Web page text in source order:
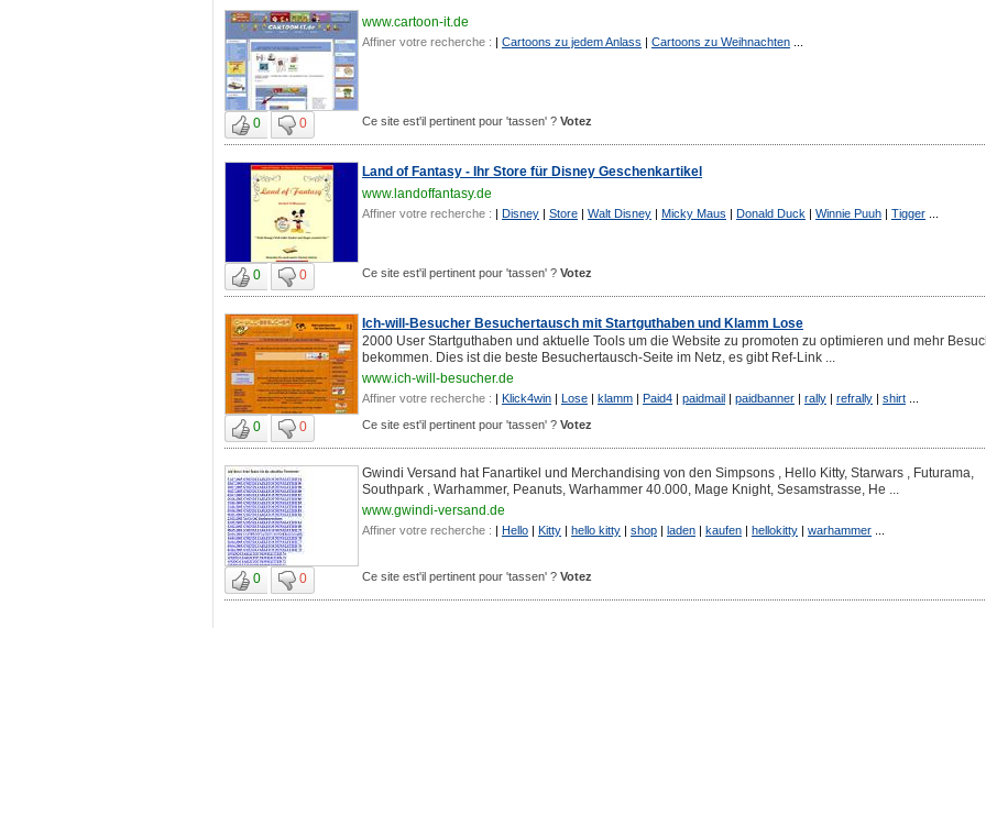
www.cartoon-it.de
Affiner votre recherche : | Cartoons zu jedem Anlass | Cartoons zu Weihnachten
0 0 Ce site est'il pertinent pour 'tassen' ? Votez
Land of Fantasy - Ihr Store für Disney Geschenkartikel
www.landoffantasy.de
Affiner votre recherche : | Disney | Store | Walt Disney | Micky Maus | Donald Duck | Winnie Puuh | Tigger
0 0 Ce site est'il pertinent pour 'tassen' ? Votez
Ich-will-Besucher Besuchertausch mit Startguthaben und Klamm Lose
2000 User Startguthaben und aktuelle Tools um die Website zu promoten zu optimieren und mehr
bekommen. Dies ist die beste Besuchertausch-Seite im Netz, es gibt Ref-Link ...
www.ich-will-besucher.de
Affiner votre recherche : | Klick4win | Lose | klamm | Paid4 | paidmail | paidbanner | rally | refrally | shirt
0 0 Ce site est'il pertinent pour 'tassen' ? Votez
Gwindi Versand hat Fanartikel und Merchandising von den Simpsons , Hello Kitty, Starwars , Futurama,
Southpark , Warhammer, Peanuts, Warhammer 40.000, Mage Knight, Sesamstrasse, He ...
www.gwindi-versand.de
Affiner votre recherche : | Hello | Kitty | hello kitty | shop | laden | kaufen | hellokitty | warhammer
0 0 Ce site est'il pertinent pour 'tassen' ? Votez